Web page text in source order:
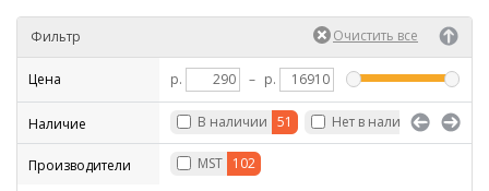
Фильтр
Цена р. – р.
Наличие В наличии 51 Нет в наличии 51
Производители MST 102